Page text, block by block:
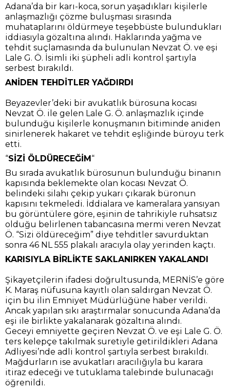
Adana’da bir karı-koca, sorun yaşadıkları kişilerle
anlaşmazlığı çözme buluşması sırasında
muhataplarını öldürmeye teşebbüste bulundukları
iddiasıyla gözaltına alındı. Haklarında yağma ve
tehdit suçlamasında da bulunulan Nevzat Ö. ve eşi
Lale G. Ö. İsimli iki şüpheli adli kontrol şartıyla
serbest bırakıldı.
ANİDEN TEHDİTLER YAĞDIRDI
Beyazevler’deki bir avukatlık bürosuna kocası
Nevzat Ö. ile gelen Lale G. Ö. anlaşmazlık içinde
bulunduğu kişilerle konuşmanın bitiminde aniden
sinirlenerek hakaret ve tehdit eşliğinde büroyu terk
etti.
“SİZİ ÖLDÜRECEĞİM“
Bu sırada avukatlık bürosunun bulunduğu binanın
kapısında beklemekte olan kocası Nevzat Ö.
belindeki silahı çekip yukarı çıkarak büronun
kapısını tekmeledi. İddialara ve kameralara yansıyan
bu görüntülere göre, eşinin de tahrikiyle ruhsatsız
olduğu belirlenen tabancasına mermi veren Nevzat
Ö. “Sizi öldüreceğim” diye tehditler savurduktan
sonra 46 NL 555 plakalı aracıyla olay yerinden kaçtı.
KARISIYLA BİRLİKTE SAKLANIRKEN YAKALANDI
Şikayetçilerin ifadesi doğrultusunda, MERNİS’e göre
K. Maraş nüfusuna kayıtlı olan saldırgan Nevzat Ö.
için bu ilin Emniyet Müdürlüğüne haber verildi.
Ancak yapılan sıkı araştırmalar sonucunda Adana’da
eşi ile birlikte yakalanarak gözaltına alındı.
Geceyi emniyette geçiren Nevzat Ö. ve eşi Lale G. Ö.
ters kelepçe takılmak suretiyle getirildikleri Adana
Adliyesi’nde adli kontrol şartıyla serbest bırakıldı.
Mağdurların ise avukatları aracılığıyla bu karara
itiraz edeceği ve tutuklama talebinde bulunacağı
öğrenildi.